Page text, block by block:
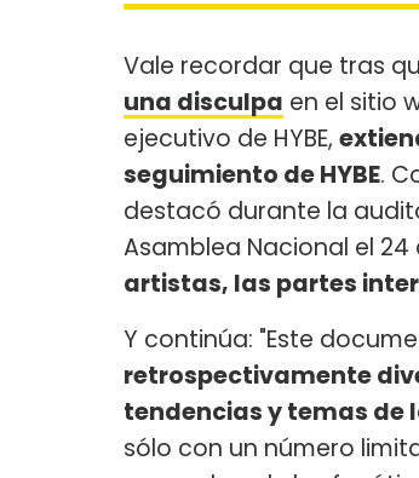
Vale recordar que tras
una disculpa en el sitio
ejecutivo de HYBE,
seguimiento de HYBE.
destacó durante la
Asamblea Nacional el
artistas, las partes
Y continúa: "Este
retrospectivamente
tendencias y temas de
sólo con un número